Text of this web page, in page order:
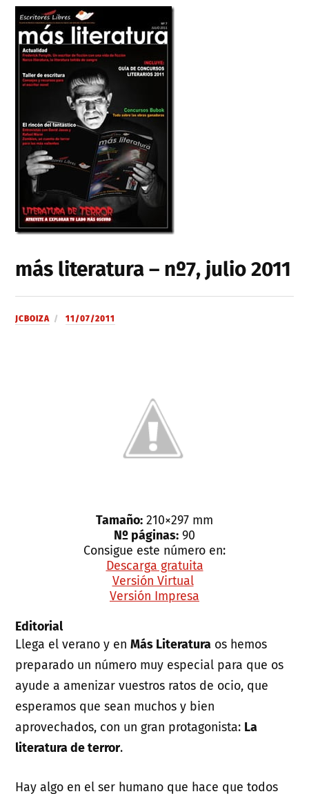
más literatura – nº7, julio 2011
JCBOIZA 11/07/2011
Tamaño: 210×297 mm
Nº páginas: 90
Consigue este número en:
Descarga gratuita
Versión Virtual
Versión Impresa
Editorial
Llega el verano y enMás Literatura os hemos
preparado un número muy especial para que os
ayude a amenizar vuestros ratos de ocio, que
esperamos que sean muchos y bien
aprovechados, con un gran protagonista: La
literatura de terror.
Hay algo en el ser humano que hace que todos